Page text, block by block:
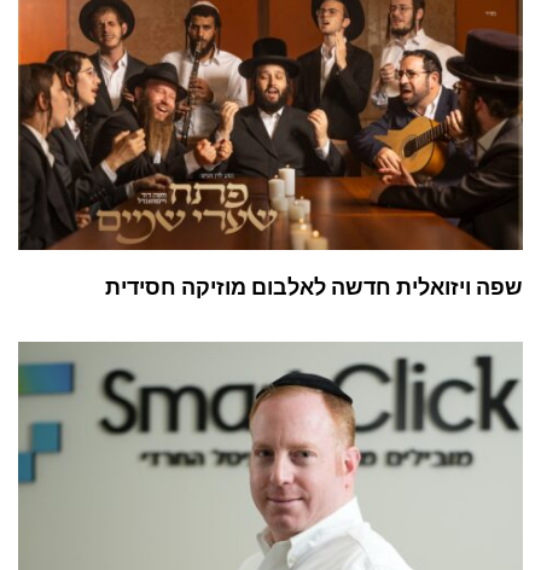
שפה ויזואלית חדשה לאלבום מוזיקה חסידית